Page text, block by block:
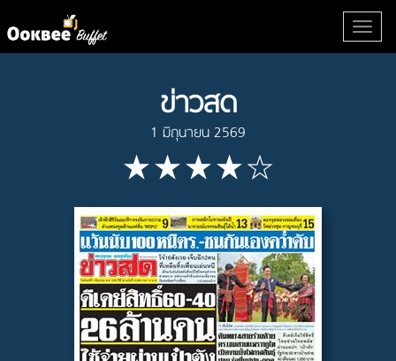
ข่าวสด
1 มิถุนายน 2569